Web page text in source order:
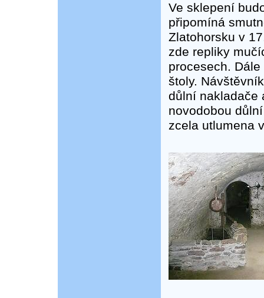
Ve sklepení
připomíná
Zlatohorsku v
zde repliky
procesech.
štoly.
důlní nakladače
novodobou
zcela utlumena